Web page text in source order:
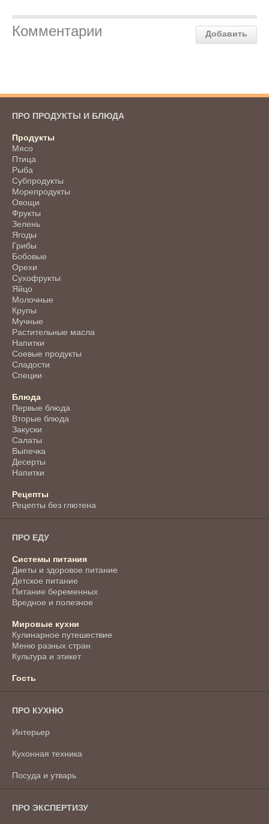
Добавить
Комментарии
ПРО ПРОДУКТЫ И БЛЮДА
Продукты
Мясо
Птица
Рыба
Субпродукты
Морепродукты
Овощи
Фрукты
Зелень
Ягоды
Грибы
Бобовые
Орехи
Сухофрукты
Яйцо
Молочные
Крупы
Мучные
Растительные масла
Напитки
Соевые продукты
Сладости
Специи
Блюда
Первые блюда
Вторые блюда
Закуски
Салаты
Выпечка
Десерты
Напитки
Рецепты
Рецепты без глютена
ПРО ЕДУ
Системы питания
Диеты и здоровое питание
Детское питание
Питание беременных
Вредное и полезное
Мировые кухни
Кулинарное путешествие
Меню разных стран
Культура и этикет
Гость
ПРО КУХНЮ
Интерьер
Кухонная техника
Посуда и утварь
ПРО ЭКСПЕРТИЗУ